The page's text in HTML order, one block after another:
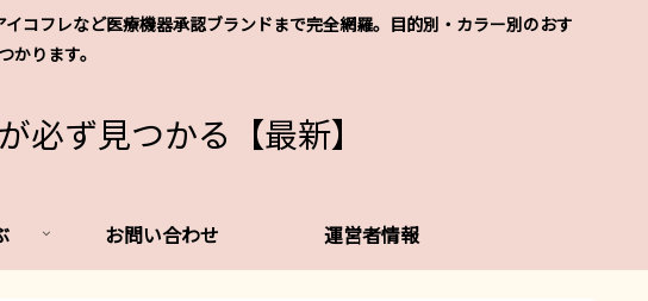
コフレなど医療機器承認ブランドまで完全網羅。目的別・カラー別のおす
ります。
必ず見つかる【最新】
お問い合わせ 運営者情報